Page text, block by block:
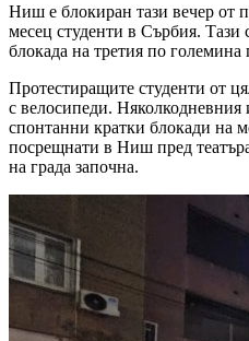
Ниш е блокиран тази вечер от
месец студенти в Сърбия. Тази
блокада на третия по големина
Протестиращите студенти от
с велосипеди. Няколкодневния
спонтанни кратки блокади на
посрещнати в Ниш пред
на града започна.